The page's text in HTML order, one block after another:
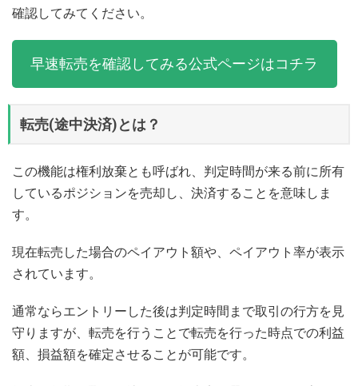
確認してみてください。
早速転売を確認してみる公式ページはコチラ
転売(途中決済)とは？
この機能は権利放棄とも呼ばれ、判定時間が来る前に所有
しているポジションを売却し、決済することを意味しま
す。
現在転売した場合のペイアウト額や、ペイアウト率が表示
されています。
通常ならエントリーした後は判定時間まで取引の行方を見
守りますが、転売を行うことで転売を行った時点での利益
額、損益額を確定させることが可能です。